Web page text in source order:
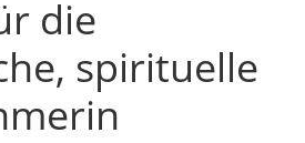
die
spirituelle